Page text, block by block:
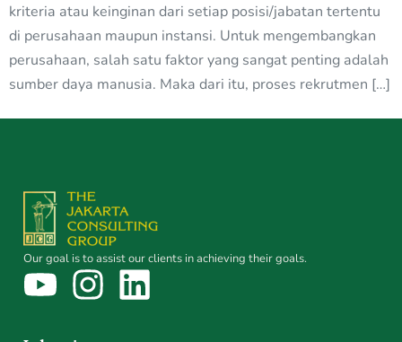
kriteria atau keinginan dari setiap posisi/jabatan tertentu
di perusahaan maupun instansi. Untuk mengembangkan
perusahaan, salah satu faktor yang sangat penting adalah
sumber daya manusia. Maka dari itu, proses rekrutmen […]
Our goal is to assist our clients in achieving their goals.